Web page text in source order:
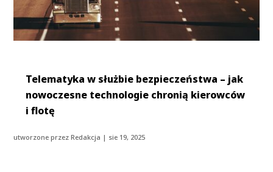
Telematyka w służbie bezpieczeństwa – jak
nowoczesne technologie chronią kierowców
i flotę
utworzone przezRedakcja | sie 19, 2025